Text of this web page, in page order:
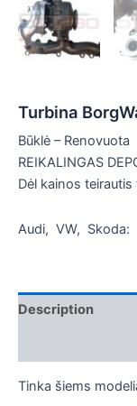
Turbina
Būklė – Renovuota
REIKALINGAS
Dėl kainos teirautis
Audi, VW, Skoda:
Description
Tinka šiems